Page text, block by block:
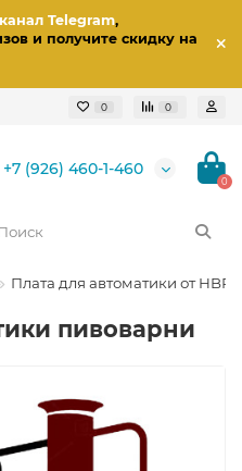
канал Telegram,
и получите скидку на
0 0
+7 (926) 460-1-460
0
Плата для автоматики от
пивоварни